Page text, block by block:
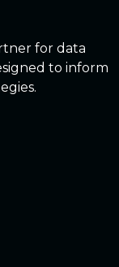
for data
to inform